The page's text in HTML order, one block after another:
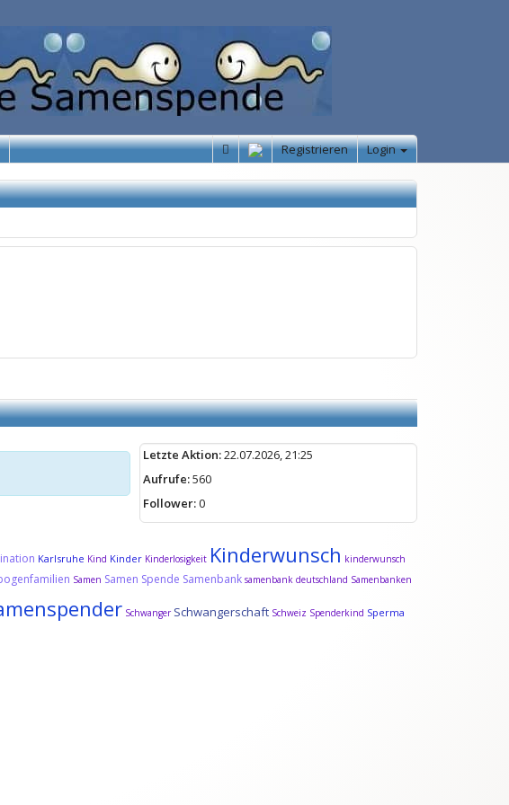
Registrieren Login
Letzte Aktion:22.07.2026, 21:25
Aufrufe:560
Follower:0
Karlsruhe Kind Kinder Kinderlosigkeit Kinderwunsch kinderwunsch
Samen Samen Spende Samenbank samenbank deutschland Samenbanken
Schwanger Schwangerschaft Schweiz Spenderkind Sperma